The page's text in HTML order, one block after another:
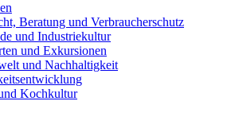
Beratung und Verbraucherschutz
und Industriekultur
und Exkursionen
und Nachhaltigkeit
Kochkultur